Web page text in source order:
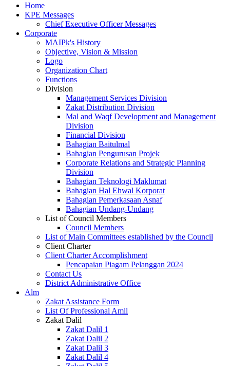
Home
KPE Messages
Chief Executive Officer Messages
Corporate
MAIPk's History
Objective, Vision & Mission
Logo
Organization Chart
Functions
Division
Management Services Division
Zakat Distribution Division
Mal and Waqf Development and Management
Division
Financial Division
Bahagian Baitulmal
Bahagian Pengurusan Projek
Corporate Relations and Strategic Planning
Division
Bahagian Teknologi Maklumat
Bahagian Hal Ehwal Korporat
Bahagian Pemerkasaan Asnaf
Bahagian Undang-Undang
List of Council Members
Council Members
List of Main Committees established by the Council
Client Charter
Client Charter Accomplishment
Pencapaian Piagam Pelanggan 2024
Contact Us
District Administrative Office
Alm
Zakat Assistance Form
List Of Professional Amil
Zakat Dalil
Zakat Dalil 1
Zakat Dalil 2
Zakat Dalil 3
Zakat Dalil 4